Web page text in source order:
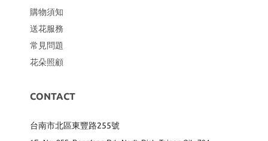
購物須知
送花服務
常見問題
花朵照顧
CONTACT
台南市北區東豐路255號